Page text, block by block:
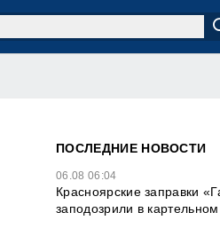
ПОСЛЕДНИЕ НОВОСТИ
06.08 06:04
Красноярские заправки
заподозрили в